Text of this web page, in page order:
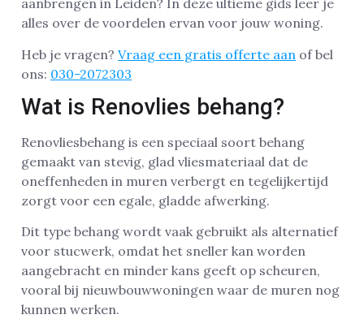
aanbrengen in Leiden? In deze ultieme gids leer je
alles over de voordelen ervan voor jouw woning.
Heb je vragen? Vraag een gratis offerte aan of bel
ons: 030-2072303
Wat is Renovlies behang?
Renovliesbehang is een speciaal soort behang
gemaakt van stevig, glad vliesmateriaal dat de
oneffenheden in muren verbergt en tegelijkertijd
zorgt voor een egale, gladde afwerking.
Dit type behang wordt vaak gebruikt als alternatief
voor stucwerk, omdat het sneller kan worden
aangebracht en minder kans geeft op scheuren,
vooral bij nieuwbouwwoningen waar de muren nog
kunnen werken.